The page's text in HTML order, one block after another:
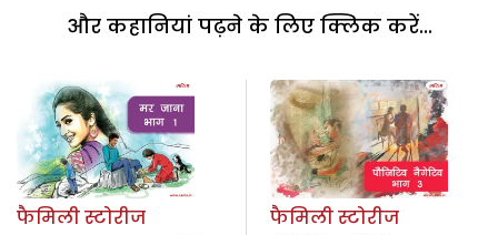
और कहानियां पढ़ने के लिए क्लिक करें...
फैमिली स्टोरीज
फैमिली स्टोरीज